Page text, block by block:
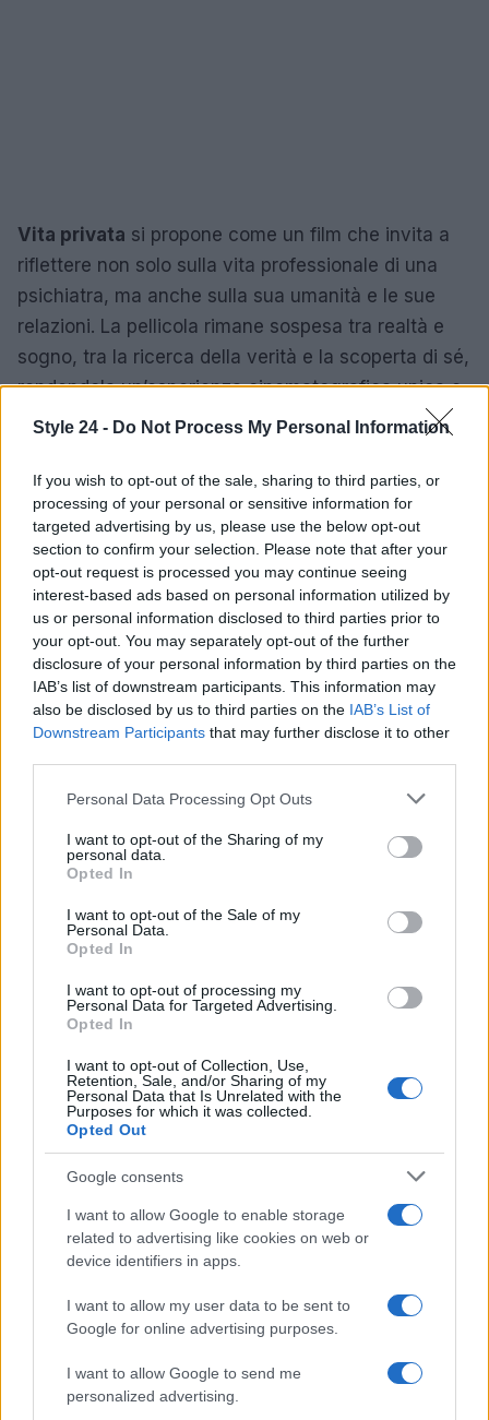
Style 24 - Do Not Process My Personal Information
If you wish to opt-out of the sale, sharing to third parties, or
processing of your personal or sensitive information for
targeted advertising by us, please use the below opt-out
section to confirm your selection. Please note that after your
opt-out request is processed you may continue seeing
interest-based ads based on personal information utilized by
us or personal information disclosed to third parties prior to
your opt-out. You may separately opt-out of the further
disclosure of your personal information by third parties on the
IAB’s list of downstream participants. This information may
also be disclosed by us to third parties on the IAB’s List of
Downstream Participants that may further disclose it to other
Please note that this website/app uses one or more Google
not limited to your visit or usage behaviour. You may click to
grant or deny consent to Google and its third-party tags to
use your data for below specified purposes in below Google
consent section.
Personal Data Processing Opt Outs
I want to opt-out of the Sharing of my
personal data.
Opted In
I want to opt-out of the Sale of my
Personal Data.
Opted In
I want to opt-out of processing my
Personal Data for Targeted Advertising.
Opted In
I want to opt-out of Collection, Use,
Retention, Sale, and/or Sharing of my
Personal Data that Is Unrelated with the
Purposes for which it was collected.
Opted Out
Google consents
I want to allow Google to enable storage
related to advertising like cookies on web or
device identifiers in apps.
I want to allow my user data to be sent to
Google for online advertising purposes.
I want to allow Google to send me
personalized advertising.
Vita privata si propone come un film che invita a
riflettere non solo sulla vita professionale di una
psichiatra, ma anche sulla sua umanità e le sue
relazioni. La pellicola rimane sospesa tra realtà e
sogno, tra la ricerca della verità e la scoperta di sé,
rendendola un’esperienza cinematografica unica e
coinvolgente.
AUTORE
Staff
Continua a leggere
LIFESTYLE